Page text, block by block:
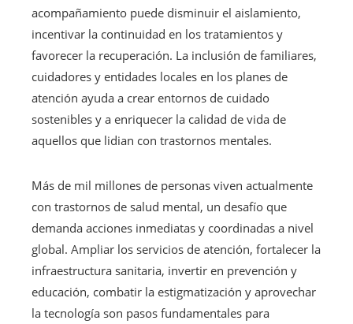
acompañamiento puede disminuir el aislamiento,
incentivar la continuidad en los tratamientos y
favorecer la recuperación. La inclusión de familiares,
cuidadores y entidades locales en los planes de
atención ayuda a crear entornos de cuidado
sostenibles y a enriquecer la calidad de vida de
aquellos que lidian con trastornos mentales.
Más de mil millones de personas viven actualmente
con trastornos de salud mental, un desafío que
demanda acciones inmediatas y coordinadas a nivel
global. Ampliar los servicios de atención, fortalecer la
infraestructura sanitaria, invertir en prevención y
educación, combatir la estigmatización y aprovechar
la tecnología son pasos fundamentales para